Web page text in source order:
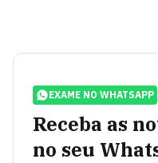
EXAME NO WHATSAPP
Receba as
no seu